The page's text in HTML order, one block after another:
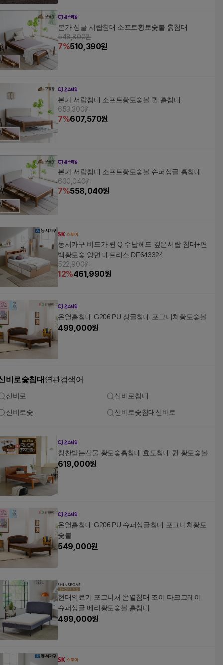
본가 싱글 서랍침대 소프트황토숯볼 흙침대
548,800원
7%510,390원
본가 서랍침대 소프트황토숯볼 퀸 흙침대
653,300원
7%607,570원
본가 서랍침대 소프트황토숯볼 슈퍼싱글 흙침대
600,040원
7%558,040원
동서가구 비드가 퀸 Q 수납헤드 깊은서랍 침대+편
백황토숯 양면 매트리스 DF643324
522,900원
12%461,990원
온열흙침대 G206 PU 싱글침대 포그니처황토숯볼
499,000원
비로숯침대 연관검색어
신비로 신비로침대
신비로숯 신비로숯침대신비로
칭찬받는선물 황토숯흙침대 효도침대 퀸 황토숯볼
619,000원
온열흙침대 G206 PU 슈퍼싱글침대 포그니처황토
숯볼
549,000원
현대의료기 포그니처 온열침대 조이 다크그레이
슈퍼싱글 메리황토숯볼 흙침대
499,000원